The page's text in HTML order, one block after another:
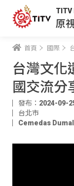
TITV
原
首頁 國際
台灣文化
國交流分
發布：2024-09-
台北市
Cemedas